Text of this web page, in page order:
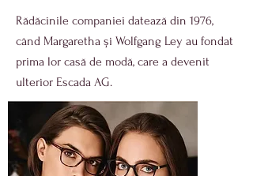
Rădăcinile companiei datează din 1976,
când Margaretha și Wolfgang Ley au fondat
prima lor casă de modă, care a devenit
ulterior Escada AG.